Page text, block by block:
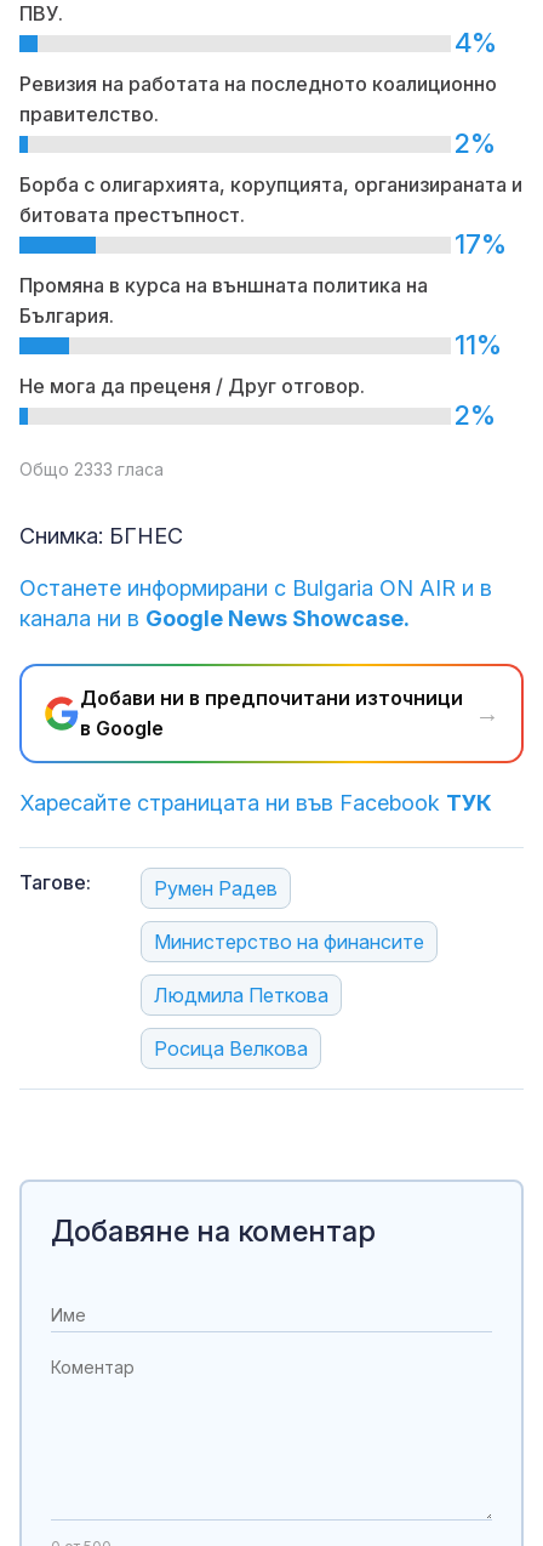
ПВУ.
4%
Ревизия на работата на последното коалиционно
правителство.
2%
Борба с олигархията, корупцията, организираната и
битовата престъпност.
17%
Промяна в курса на външната политика на
България.
11%
Не мога да преценя / Друг отговор.
2%
Общо 2333 гласа
Снимка: БГНЕС
Останете информирани с Bulgaria ON AIR и в
канала ни в Google News Showcase.
Добави ни в предпочитани източници
в Google
→
Харесайте страницата ни във Facebook ТУК
Тагове: Румен Радев
Министерство на финансите
Людмила Петкова
Росица Велкова
Добавяне на коментар